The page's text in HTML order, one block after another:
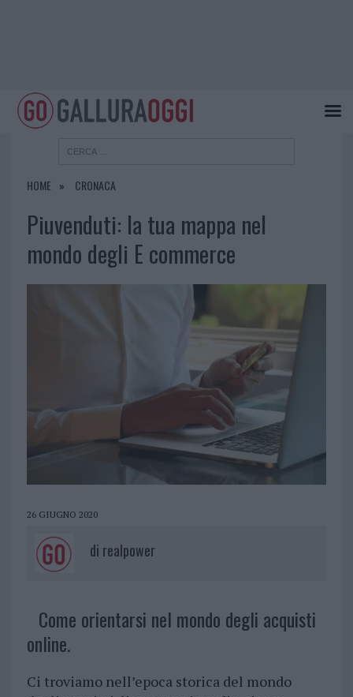
HOME CRONACA
Piuvenduti: la tua mappa nel
mondo degli E commerce
26 GIUGNO 2020
di realpower
Come orientarsi nel mondo degli acquisti
online.
Ci troviamo nell’epoca storica del mondo